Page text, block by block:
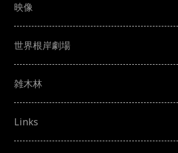
映像
世界根岸劇場
雑木林
Links